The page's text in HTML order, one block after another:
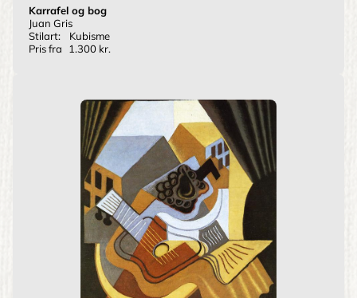
Karrafel og bog
Juan Gris
Stilart:
Kubisme
Pris fra
1.300 kr.